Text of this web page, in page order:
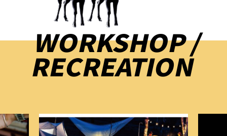
WORKSHOP /
RECREATION